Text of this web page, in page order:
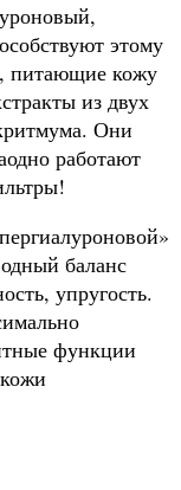
этому
питающие кожу
из двух
Они
работают
баланс
упругость.
функции